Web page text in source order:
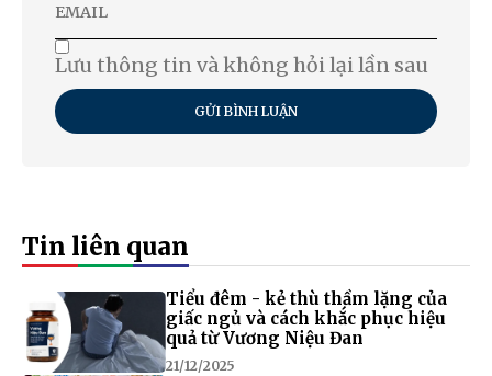
Lưu thông tin và không hỏi lại lần sau
GỬI BÌNH LUẬN
Tin liên quan
Tiểu đêm - kẻ thù thầm lặng của
giấc ngủ và cách khắc phục hiệu
quả từ Vương Niệu Đan
21/12/2025